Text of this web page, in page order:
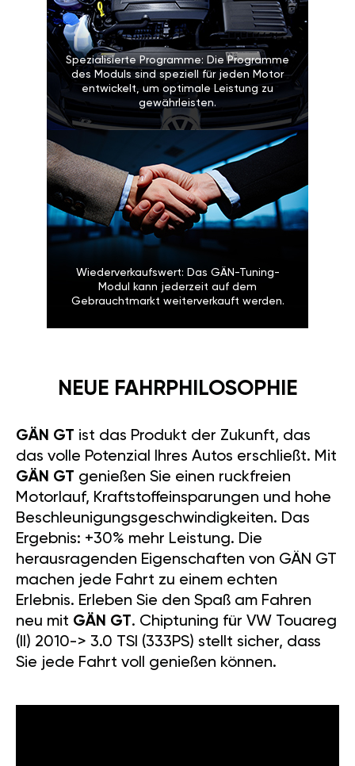
Spezialisierte Programme: Die Programme
des Moduls sind speziell für jeden Motor
entwickelt, um optimale Leistung zu
gewährleisten.
Wiederverkaufswert: Das GÄN-Tuning-
Modul kann jederzeit auf dem
Gebrauchtmarkt weiterverkauft werden.
NEUE FAHRPHILOSOPHIE
GÄN GT ist das Produkt der Zukunft, das
das volle Potenzial Ihres Autos erschließt. Mit
GÄN GT genießen Sie einen ruckfreien
Motorlauf, Kraftstoffeinsparungen und hohe
Beschleunigungsgeschwindigkeiten. Das
Ergebnis: +30% mehr Leistung. Die
herausragenden Eigenschaften von GÄN GT
machen jede Fahrt zu einem echten
Erlebnis. Erleben Sie den Spaß am Fahren
neu mit GÄN GT. Chiptuning für VW Touareg
(II) 2010-> 3.0 TSI (333PS) stellt sicher, dass
Sie jede Fahrt voll genießen können.